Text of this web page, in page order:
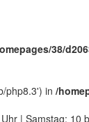
38/
php8.3') in /
| Samstag: 10